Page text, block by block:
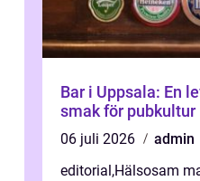
Bar i Uppsala: En
smak för pubkultur
06 juli 2026
admin
editorial,Hälsosam